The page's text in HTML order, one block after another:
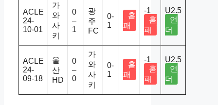
ACLE
24-
10-01
가
와
사
키
0
–
1
광
주
FC
0-
1
홈
패
-1
홈
패
U2.5
언
더
ACLE
24-
09-18
울
산
HD
0
–
0
가
와
사
키
0-
1
홈
패
-1
홈
패
U2.5
언
더